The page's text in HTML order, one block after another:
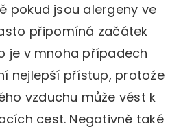
pokud jsou alergeny ve
připomíná začátek
je v mnoha případech
nejlepší přístup, protože
vzduchu může vést k
cest. Negativně také